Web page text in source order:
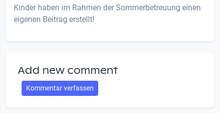
Kinder haben im Rahmen der Sommerbetreuung einen
eigenen Beitrag erstellt!
Add new comment
Kommentar verfassen